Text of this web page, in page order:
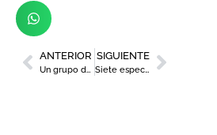
ANTERIOR
Un grupo de enólogos califica como ‘muy buena’ la añada 2024 de la DOP Jumilla
SIGUIENTE
Siete espectáculos llenan la programación de la Semana de Teatro de Caravaca